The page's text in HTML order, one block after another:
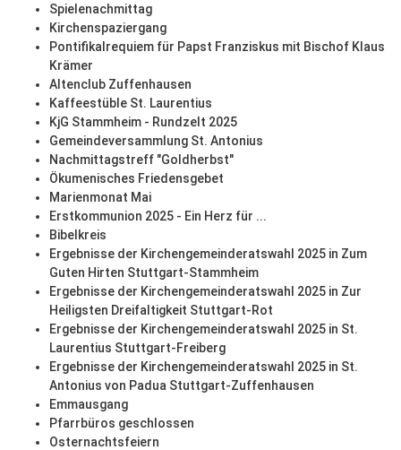
Spielenachmittag
Kirchenspaziergang
Pontifikalrequiem für Papst Franziskus mit Bischof Klaus
Krämer
Altenclub Zuffenhausen
Kaffeestüble St. Laurentius
KjG Stammheim - Rundzelt 2025
Gemeindeversammlung St. Antonius
Nachmittagstreff "Goldherbst"
Ökumenisches Friedensgebet
Marienmonat Mai
Erstkommunion 2025 - Ein Herz für ...
Bibelkreis
Ergebnisse der Kirchengemeinderatswahl 2025 in Zum
Guten Hirten Stuttgart-Stammheim
Ergebnisse der Kirchengemeinderatswahl 2025 in Zur
Heiligsten Dreifaltigkeit Stuttgart-Rot
Ergebnisse der Kirchengemeinderatswahl 2025 in St.
Laurentius Stuttgart-Freiberg
Ergebnisse der Kirchengemeinderatswahl 2025 in St.
Antonius von Padua Stuttgart-Zuffenhausen
Emmausgang
Pfarrbüros geschlossen
Osternachtsfeiern